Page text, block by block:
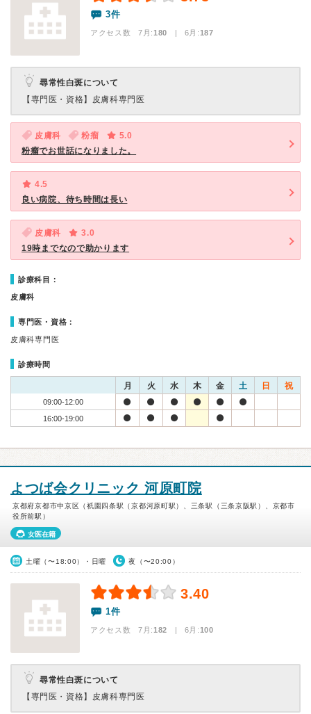
3件
アクセス数 7月:180 | 6月:187
尋常性白斑について
【専門医・資格】 皮膚科専門医
皮膚科 粉瘤
5.0
粉瘤でお世話になりました。
4.5
良い病院、待ち時間は長い
皮膚科
3.0
19時までなので助かります
診療科目：
皮膚科
専門医・資格：
皮膚科専門医
診療時間
月 火 水 木 金 土 日 祝
09:00-12:00
16:00-19:00
よつば会クリニック 河原町院
京都府京都市中京区（祇園四条駅（京都河原町駅）、三条駅（三条京阪駅）、京都市
役所前駅）
女医在籍
土曜（〜18:00）・日曜 夜（〜20:00）
3.40
1件
アクセス数 7月:182 | 6月:100
尋常性白斑について
【専門医・資格】 皮膚科専門医